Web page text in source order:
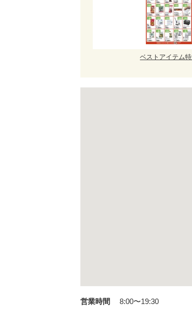
ベストアイテム
営業時間 8:00〜19:30